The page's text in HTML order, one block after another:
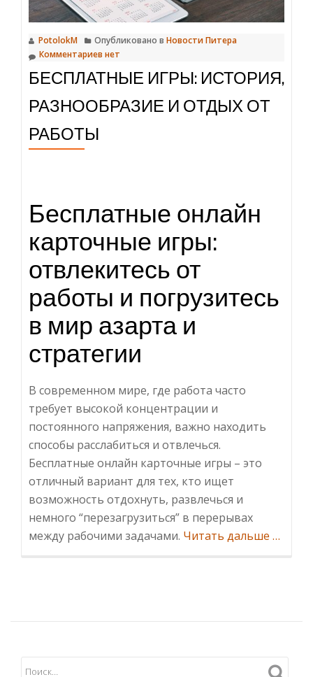
PotolokM Опубликовано в Новости Питера
Комментариев нет
БЕСПЛАТНЫЕ ИГРЫ: ИСТОРИЯ,
РАЗНООБРАЗИЕ И ОТДЫХ ОТ
РАБОТЫ
Бесплатные онлайн
карточные игры:
отвлекитесь от
работы и погрузитесь
в мир азарта и
стратегии
В современном мире, где работа часто
требует высокой концентрации и
постоянного напряжения, важно находить
способы расслабиться и отвлечься.
Бесплатные онлайн карточные игры – это
отличный вариант для тех, кто ищет
возможность отдохнуть, развлечься и
немного “перезагрузиться” в перерывах
между рабочими задачами. Читать дальше
отдых
работы
…